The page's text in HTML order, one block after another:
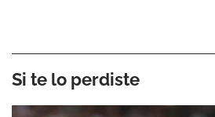
Si te lo perdiste